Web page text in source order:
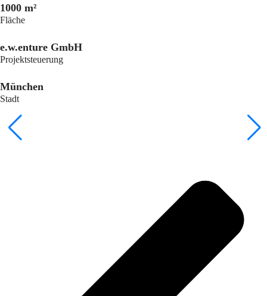
1000 m²
Fläche
e.w.enture GmbH
Projektsteuerung
München
Stadt